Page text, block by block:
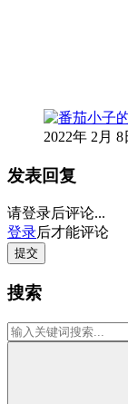
2022年 2月 8
发表回复
请登录后评论...
登录后才能评论
提交
搜索